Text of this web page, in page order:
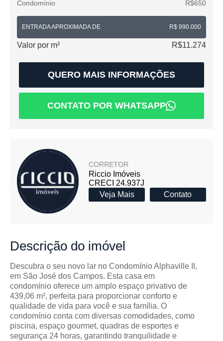
Condomínio R$650
ENTRADA APROXIMADA DE R$ 990.000
Valor por m² R$11.274
QUERO MAIS INFORMAÇÕES
CONTATO POR WHATSAPP
CORRETOR
Riccio Imóveis
CRECI 24.937J
Veja Mais
Contato
Descrição do imóvel
Descubra o seu novo lar no Condomínio Alphaville II,
em São José dos Campos. Esta casa em
condomínio oferece um amplo espaço privativo de
439,06 m², perfeita para proporcionar conforto e
qualidade de vida para você e sua família. O
condomínio conta com diversas comodidades, como
piscina, espaço gourmet, quadras de esportes e
segurança 24 horas, garantindo tranquilidade e